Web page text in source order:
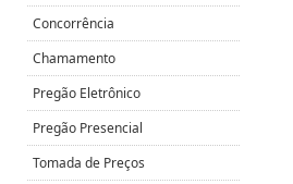
Concorrência
Chamamento
Pregão Eletrônico
Pregão Presencial
Tomada de Preços